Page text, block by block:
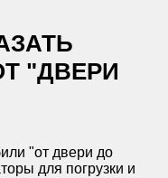
"ДВЕРИ
"от двери до
для погрузки и